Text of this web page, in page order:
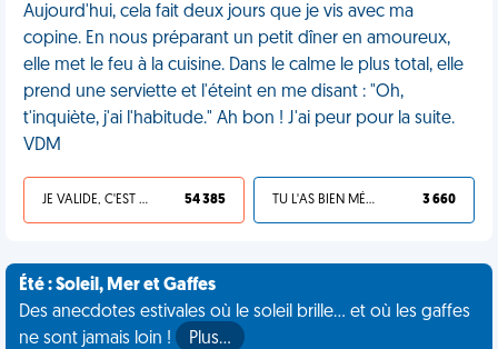
Aujourd'hui, cela fait deux jours que je vis avec ma
copine. En nous préparant un petit dîner en amoureux,
elle met le feu à la cuisine. Dans le calme le plus total, elle
prend une serviette et l'éteint en me disant : "Oh,
t'inquiète, j'ai l'habitude." Ah bon ! J'ai peur pour la suite.
VDM
JE VALIDE, C'EST UNE VDM 54 385 TU L'AS BIEN MÉRITÉ 3 660
Été : Soleil, Mer et Gaffes
Des anecdotes estivales où le soleil brille... et où les gaffes
ne sont jamais loin !
Plus…